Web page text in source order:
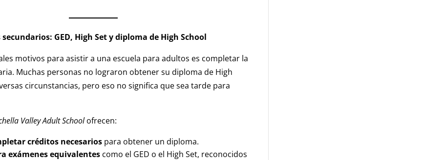
GED, High Set y diploma de High School
motivos para asistir a una escuela para adultos es completar la
Muchas personas no lograron obtener su diploma de High
circunstancias, pero eso no significa que sea tarde para
Valley Adult Schoolofrecen:
créditos necesariospara obtener un diploma.
exámenes equivalentescomo el GED o el High Set, reconocidos